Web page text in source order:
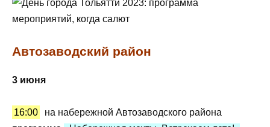
Автозаводский район
3 июня
16:00
на набережной Автозаводского района